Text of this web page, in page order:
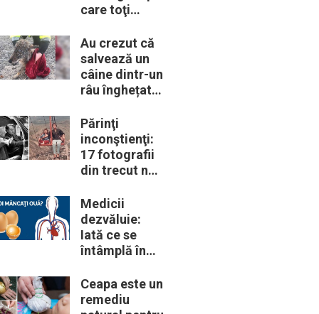
care toţi
trebui să le
cunoască
Au crezut că
salvează un
câine dintr-un
râu înghețat:
descoperă că
de fapt era un
lup
Părinţi
inconştienţi:
17 fotografii
din trecut ne
periculoase
erau unele
„obiceiuri” ale
vremii
Medicii
dezvăluie:
Iată ce se
întâmplă în
când începem
să mâncăm
Ceapa este un
remediu